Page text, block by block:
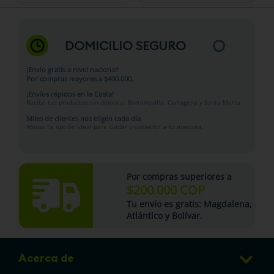
DOMICILIO SEGURO
¡Envío gratis a nivel nacional!
Por compras mayores a $400.000.
¡Envíos rápidos en la Costa!
Recibe tus productos sin demoras Barranquilla, Cartagena y Santa Marta.
Miles de clientes nos eligen cada día
Woopi: la opción ideal para cuidar y consentir a tu mascota.
Por compras superiores a
$200.000 COP
Tu envío es gratis: Magdalena,
Atlántico y Bolívar.
Acerca de